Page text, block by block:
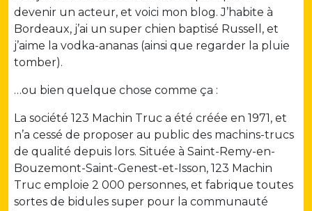
devenir un acteur, et voici mon blog. J’habite à
Bordeaux, j’ai un super chien baptisé Russell, et
j’aime la vodka-ananas (ainsi que regarder la pluie
tomber).
…ou bien quelque chose comme ça :
La société 123 Machin Truc a été créée en 1971, et
n’a cessé de proposer au public des machins-trucs
de qualité depuis lors. Située à Saint-Remy-en-
Bouzemont-Saint-Genest-et-Isson, 123 Machin
Truc emploie 2 000 personnes, et fabrique toutes
sortes de bidules super pour la communauté